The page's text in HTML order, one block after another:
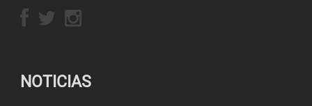
NOTICIAS